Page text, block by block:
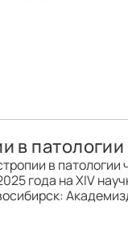
в
в патологии
года на XIV